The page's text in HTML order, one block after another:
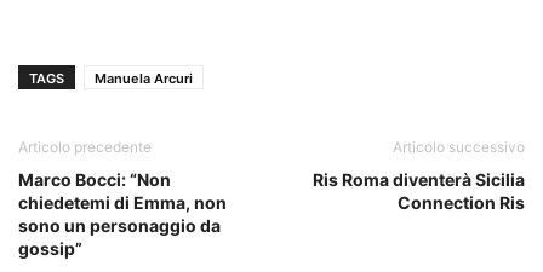
TAGS Manuela Arcuri
Articolo precedente
Marco Bocci: “Non
chiedetemi di Emma, non
sono un personaggio da
gossip”
Articolo successivo
Ris Roma diventerà Sicilia
Connection Ris